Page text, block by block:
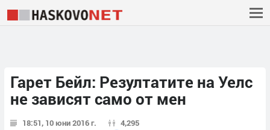
Гарет Бейл: Резултатите на Уелс
не зависят само от мен
18:51, 10 юни 2016 г. 4,295